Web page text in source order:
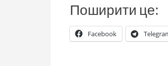
Поширити це:
Facebook